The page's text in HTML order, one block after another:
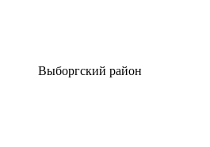
Выборгский район